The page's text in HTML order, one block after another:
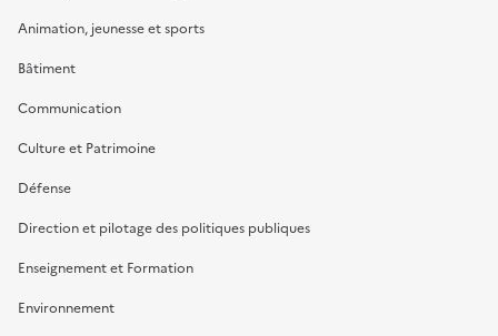
Animation, jeunesse et sports
Bâtiment
Communication
Culture et Patrimoine
Défense
Direction et pilotage des politiques publiques
Enseignement et Formation
Environnement